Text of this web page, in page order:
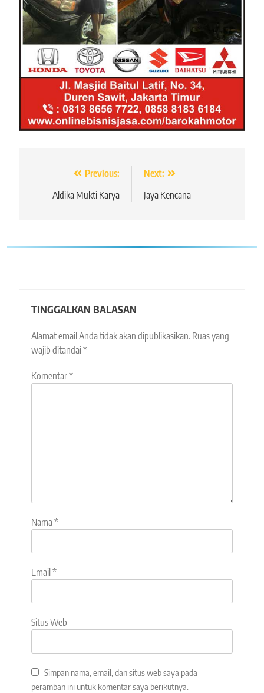
Navigasi Previous:
Aldika Mukti Karya
Next:
Jaya Kencana
TINGGALKAN BALASAN
Alamat email Anda tidak akan dipublikasikan. Ruas yang
wajib ditandai*
Komentar*
Nama*
Email *
Situs Web
Simpan nama, email, dan situs web saya pada
peramban ini untuk komentar saya berikutnya.